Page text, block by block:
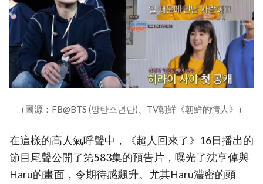
（圖源：FB@BTS (방탄소년단)、TV朝鮮《朝鮮的情人》）
在這樣的高人氣呼聲中，《超人回來了》16日播出的
節目尾聲公開了第583集的預告片，曝光了沈亨倬與
Haru的畫面，令期待感飆升。尤其Haru濃密的頭